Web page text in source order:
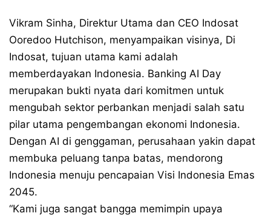
Vikram Sinha, Direktur Utama dan CEO Indosat
Ooredoo Hutchison, menyampaikan visinya, Di
Indosat, tujuan utama kami adalah
memberdayakan Indonesia. Banking AI Day
merupakan bukti nyata dari komitmen untuk
mengubah sektor perbankan menjadi salah satu
pilar utama pengembangan ekonomi Indonesia.
Dengan AI di genggaman, perusahaan yakin dapat
membuka peluang tanpa batas, mendorong
Indonesia menuju pencapaian Visi Indonesia Emas
2045.
“Kami juga sangat bangga memimpin upaya